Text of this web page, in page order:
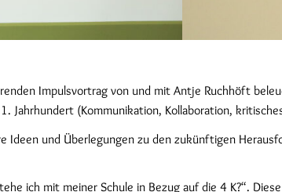
Impulsvortrag von und mit Antje Ruchhöft
Jahrhundert (Kommunikation, Kollaboration,
Ideen und Überlegungen zu den zukünftigen
ich mit meiner Schule in Bezug auf die 4 K?“.